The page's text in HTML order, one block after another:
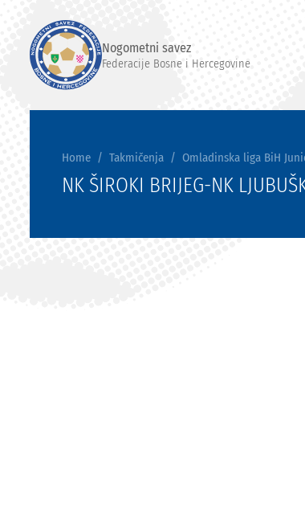
Nogometni savez
Federacije Bosne i Hercegovine
Home Takmičenja Omladinska liga BiH
NK ŠIROKI BRIJEG-NK